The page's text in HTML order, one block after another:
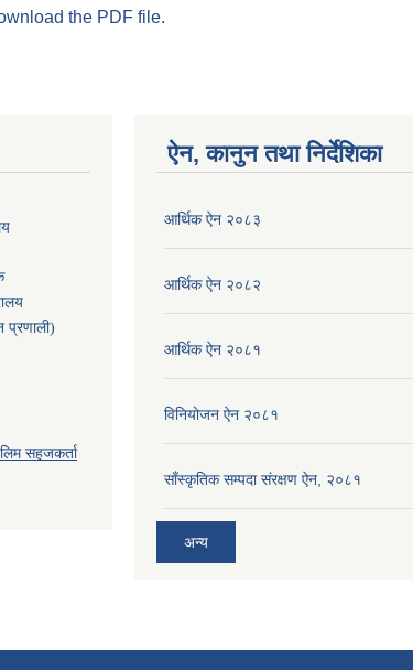
the PDF file.
प्रणाली)
सहजकर्ता
ऐन, कानुन तथा निर्देशिका
आर्थिक ऐन २०८३
आर्थिक ऐन २०८२
आर्थिक ऐन २०८१
विनियोजन ऐन २०८१
साँस्कृतिक सम्पदा संरक्षण ऐन, २०८१
अन्य